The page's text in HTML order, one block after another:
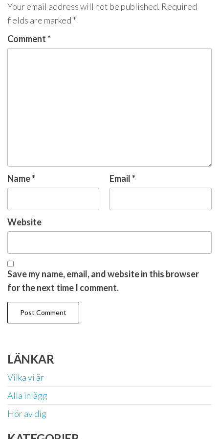
Your email address will not be published. Required
fields are marked *
Comment*
Name* Email*
Website
Save my name, email, and website in this browser
for the next time I comment.
LÄNKAR
Vilka vi är
Alla inlägg
Hör av dig